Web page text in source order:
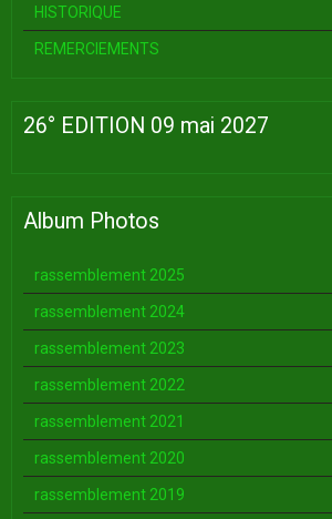
HISTORIQUE
REMERCIEMENTS
26° EDITION 09 mai 2027
Album Photos
rassemblement 2025
rassemblement 2024
rassemblement 2023
rassemblement 2022
rassemblement 2021
rassemblement 2020
rassemblement 2019